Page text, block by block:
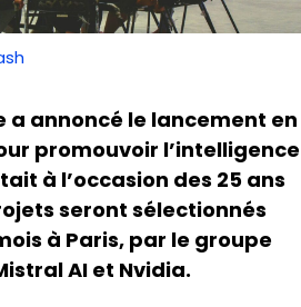
a annoncé le lancement en
promouvoir l’intelligence
à l’occasion des 25 ans
seront sélectionnés
à Paris, par le groupe
AI et Nvidia.